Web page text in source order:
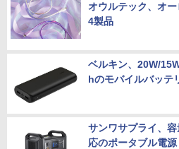
オウルテック、オ
4製品
ベルキン、20W/
hのモバイルバッテ
サンワサプライ、
応のポータブル電源